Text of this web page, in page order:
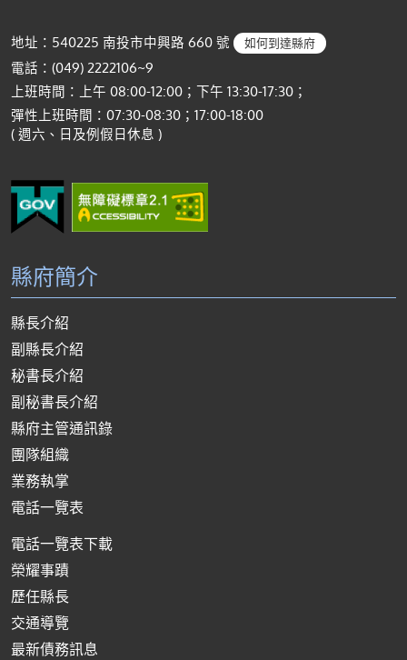
地址：540225 南投市中興路 660 號 如何到達縣府
電話：(049) 2222106~9
上班時間：上午 08:00-12:00；下午 13:30-17:30；
彈性上班時間：07:30-08:30；17:00-18:00
( 週六、日及例假日休息 )
縣府簡介
縣長介紹
副縣長介紹
秘書長介紹
副秘書長介紹
縣府主管通訊錄
團隊組織
業務執掌
電話一覽表
電話一覽表下載
榮耀事蹟
歷任縣長
交通導覽
最新債務訊息